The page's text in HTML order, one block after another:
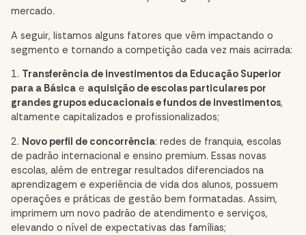
mercado.
A seguir, listamos alguns fatores que vêm impactando o
segmento e tornando a competição cada vez mais acirrada:
1. Transferência de investimentos da Educação Superior
para a Básica e aquisição de escolas particulares por
grandes grupos educacionais e fundos de investimentos,
altamente capitalizados e profissionalizados;
2. Novo perfil de concorrência: redes de franquia, escolas
de padrão internacional e ensino premium. Essas novas
escolas, além de entregar resultados diferenciados na
aprendizagem e experiência de vida dos alunos, possuem
operações e práticas de gestão bem formatadas. Assim,
imprimem um novo padrão de atendimento e serviços,
elevando o nível de expectativas das famílias;